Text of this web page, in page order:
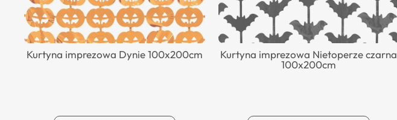
Kurtyna imprezowa Dynie 100x200cm
Kurtyna imprezowa Nietoperze czarna
100x200cm